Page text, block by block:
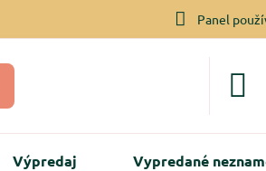
Panel
Výpredaj Vypredané